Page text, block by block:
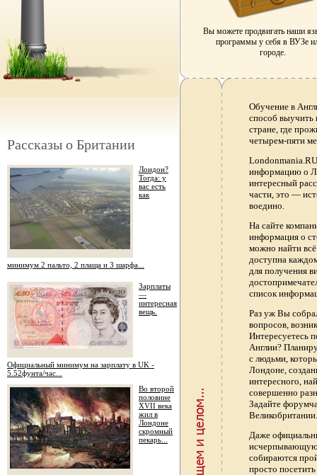
Рассказы о Британии
Лондон?
Тогда: у
вас есть
как
минимум 2 пальто, 2 плаща и 3 шарфа...
Зарплаты
—
интересная
вещь.
Официальный минимум на зарплату в UK -
5.52фунта/час...
Во второй
половине
XVII века
жил в
Лондоне
скромный
пекарь...
Вы можете продвигать наши
программы у себя в ВУЗе
городе.
Обучение в
способ выучить
стране, где
четырем-пяти
информацию о
интересный
части, это —
воедино.
На сайте
информация о
можно найти
доступна
для получения
список
Раз уж Вы
вопросов,
Интересуетесь
Англии?
с людьми,
Лондоне,
интересного,
совершенно
Задайте
Даже
исчерпывающую
собираются
просто